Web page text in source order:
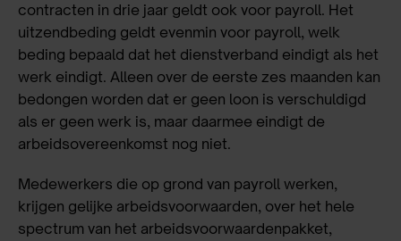
contracten in drie jaar geldt ook voor payroll. Het
uitzendbeding geldt evenmin voor payroll, welk
beding bepaald dat het dienstverband eindigt als het
werk eindigt. Alleen over de eerste zes maanden kan
bedongen worden dat er geen loon is verschuldigd
als er geen werk is, maar daarmee eindigt de
arbeidsovereenkomst nog niet.
Medewerkers die op grond van payroll werken,
krijgen gelijke arbeidsvoorwaarden, over het hele
spectrum van het arbeidsvoorwaardenpakket,